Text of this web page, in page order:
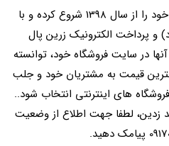
فروشگاه آنلاین عادل لند فعالیت خود را از سال 1398 شروع کرده و با
و پرداخت الکترونیک زرین پال
در سایت فروشگاه خود، توانسته
قیمت به مشتریان خود و جلب
های اینترنتی انتخاب شود..
لطفا جهت اطلاع از وضعیت